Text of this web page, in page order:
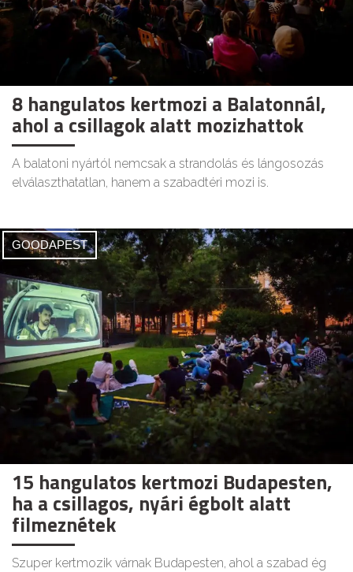
8 hangulatos kertmozi a Balatonnál,
ahol a csillagok alatt mozizhattok
A balatoni nyártól nemcsak a strandolás és lángosozás
elválaszthatatlan, hanem a szabadtéri mozi is.
GOODAPEST
15 hangulatos kertmozi Budapesten,
ha a csillagos, nyári égbolt alatt
filmeznétek
Szuper kertmozik várnak Budapesten, ahol a szabad ég